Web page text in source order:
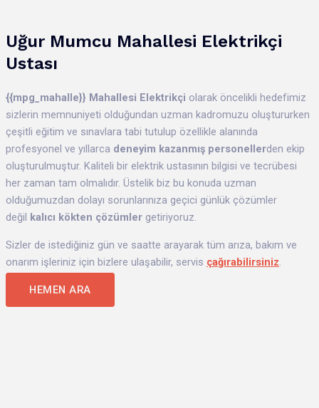
Uğur Mumcu Mahallesi Elektrikçi
Ustası
{{mpg_mahalle}} Mahallesi Elektrikçi olarak öncelikli hedefimiz
sizlerin memnuniyeti olduğundan uzman kadromuzu oluştururken
çeşitli eğitim ve sınavlara tabi tutulup özellikle alanında
profesyonel ve yıllarca deneyim kazanmış personellerden ekip
oluşturulmuştur. Kaliteli bir elektrik ustasının bilgisi ve tecrübesi
her zaman tam olmalıdır. Üstelik biz bu konuda uzman
olduğumuzdan dolayı sorunlarınıza geçici günlük çözümler
değil
kalıcı kökten çözümler getiriyoruz.
Sizler de istediğiniz gün ve saatte arayarak tüm arıza, bakım ve
onarım işleriniz için bizlere ulaşabilir, servis çağırabilirsiniz.
HEMEN ARA